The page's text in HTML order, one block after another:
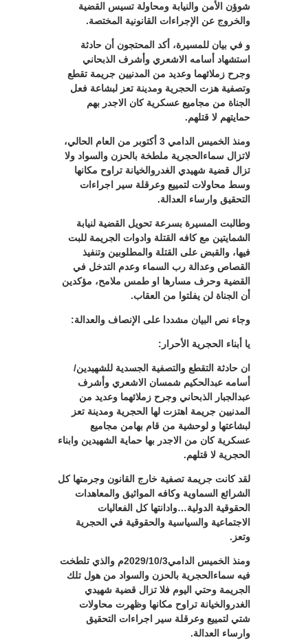
شوؤن الأمن والنيابة ومحاولة تسيس القضية
والخروج عن الإجراءات القانونية المختصة.
و في بيان للمسيرة، أكد المحتجون أن حادثة
استشهاد أسامه الاشعري وأشرف الذبحاني
وجرح زملائهما وعديد من المدنيين جريمة تقطع
وتصفية هزت الحجرية ومدينة تعز لبشاعة فعل
الجناة من مجاميع عسكرية كان الاجدر بهم
حمايتهم لا قتلهم.
ومنذ الخميس الدامي 3 أكتوبر من العام الحالي،
لاتزال سماءالحجرية ملطخة بالحزن والسواد ولا
تزال قضية شهيدي الغدروالخيانة تراوح مكانها
وسط محاولات لتمييع وعرقلة سير اجراءات
التحقيق وارساء العدالة.
وطالبت المسيرة بسرعة تحويل القضية لنيابة
الشمايتين مع كافه القتلة وادوات الجريمة للبت
فيها، والقبض على القتلة والمطلوبين وتنفيذ
القصاص وعدالة رب السماء وعدم التدخل في
القضية وحرف مسارها او طمس ملامح، مؤكدين
أن الجناة لن يفلتوا من العقاب.
وجاء نص البيان مشددا على الإنصاف والعدالة:
يا أبناء الحجرية الأحرار:
ان حادثة التقطع والتصفية الجسدية للشهيدين/
أسامه عبدالحكيم شمسان الاشعري وأشرف
عبدالجبار الذبحاني وجرح زملائهما وعديد من
المدنيين جريمة اهتزت لها الحجرية ومدينة تعز
لبشاعتها و لوحشية من قام بهامن مجاميع
عسكرية كان من الاجدر بها حماية الشهيدين وابناء
الحجرية لا قتلهم.
لقد كانت جريمة تصفية خارج القانون وجرمتها كل
الشرائع السماوية وكافه المواثيق والمعاهدات
الحقوقية الدولية…وادانتها كل الفعاليات
الاجتماعية والسياسية والحقوقية في الحجرية
وتعز.
ومنذ الخميس الدامي2029/10/3م والذي تلطخت
فيه سماءالحجرية بالحزن والسواد من هول تلك
الجريمة وحتي اليوم فلا تزال قضية شهيدي
الغدروالخيانة تراوح مكانها وظهرت محاولات
شتي لتمييع وعرقلة سير اجراءات التحقيق
وارساء العدالة.